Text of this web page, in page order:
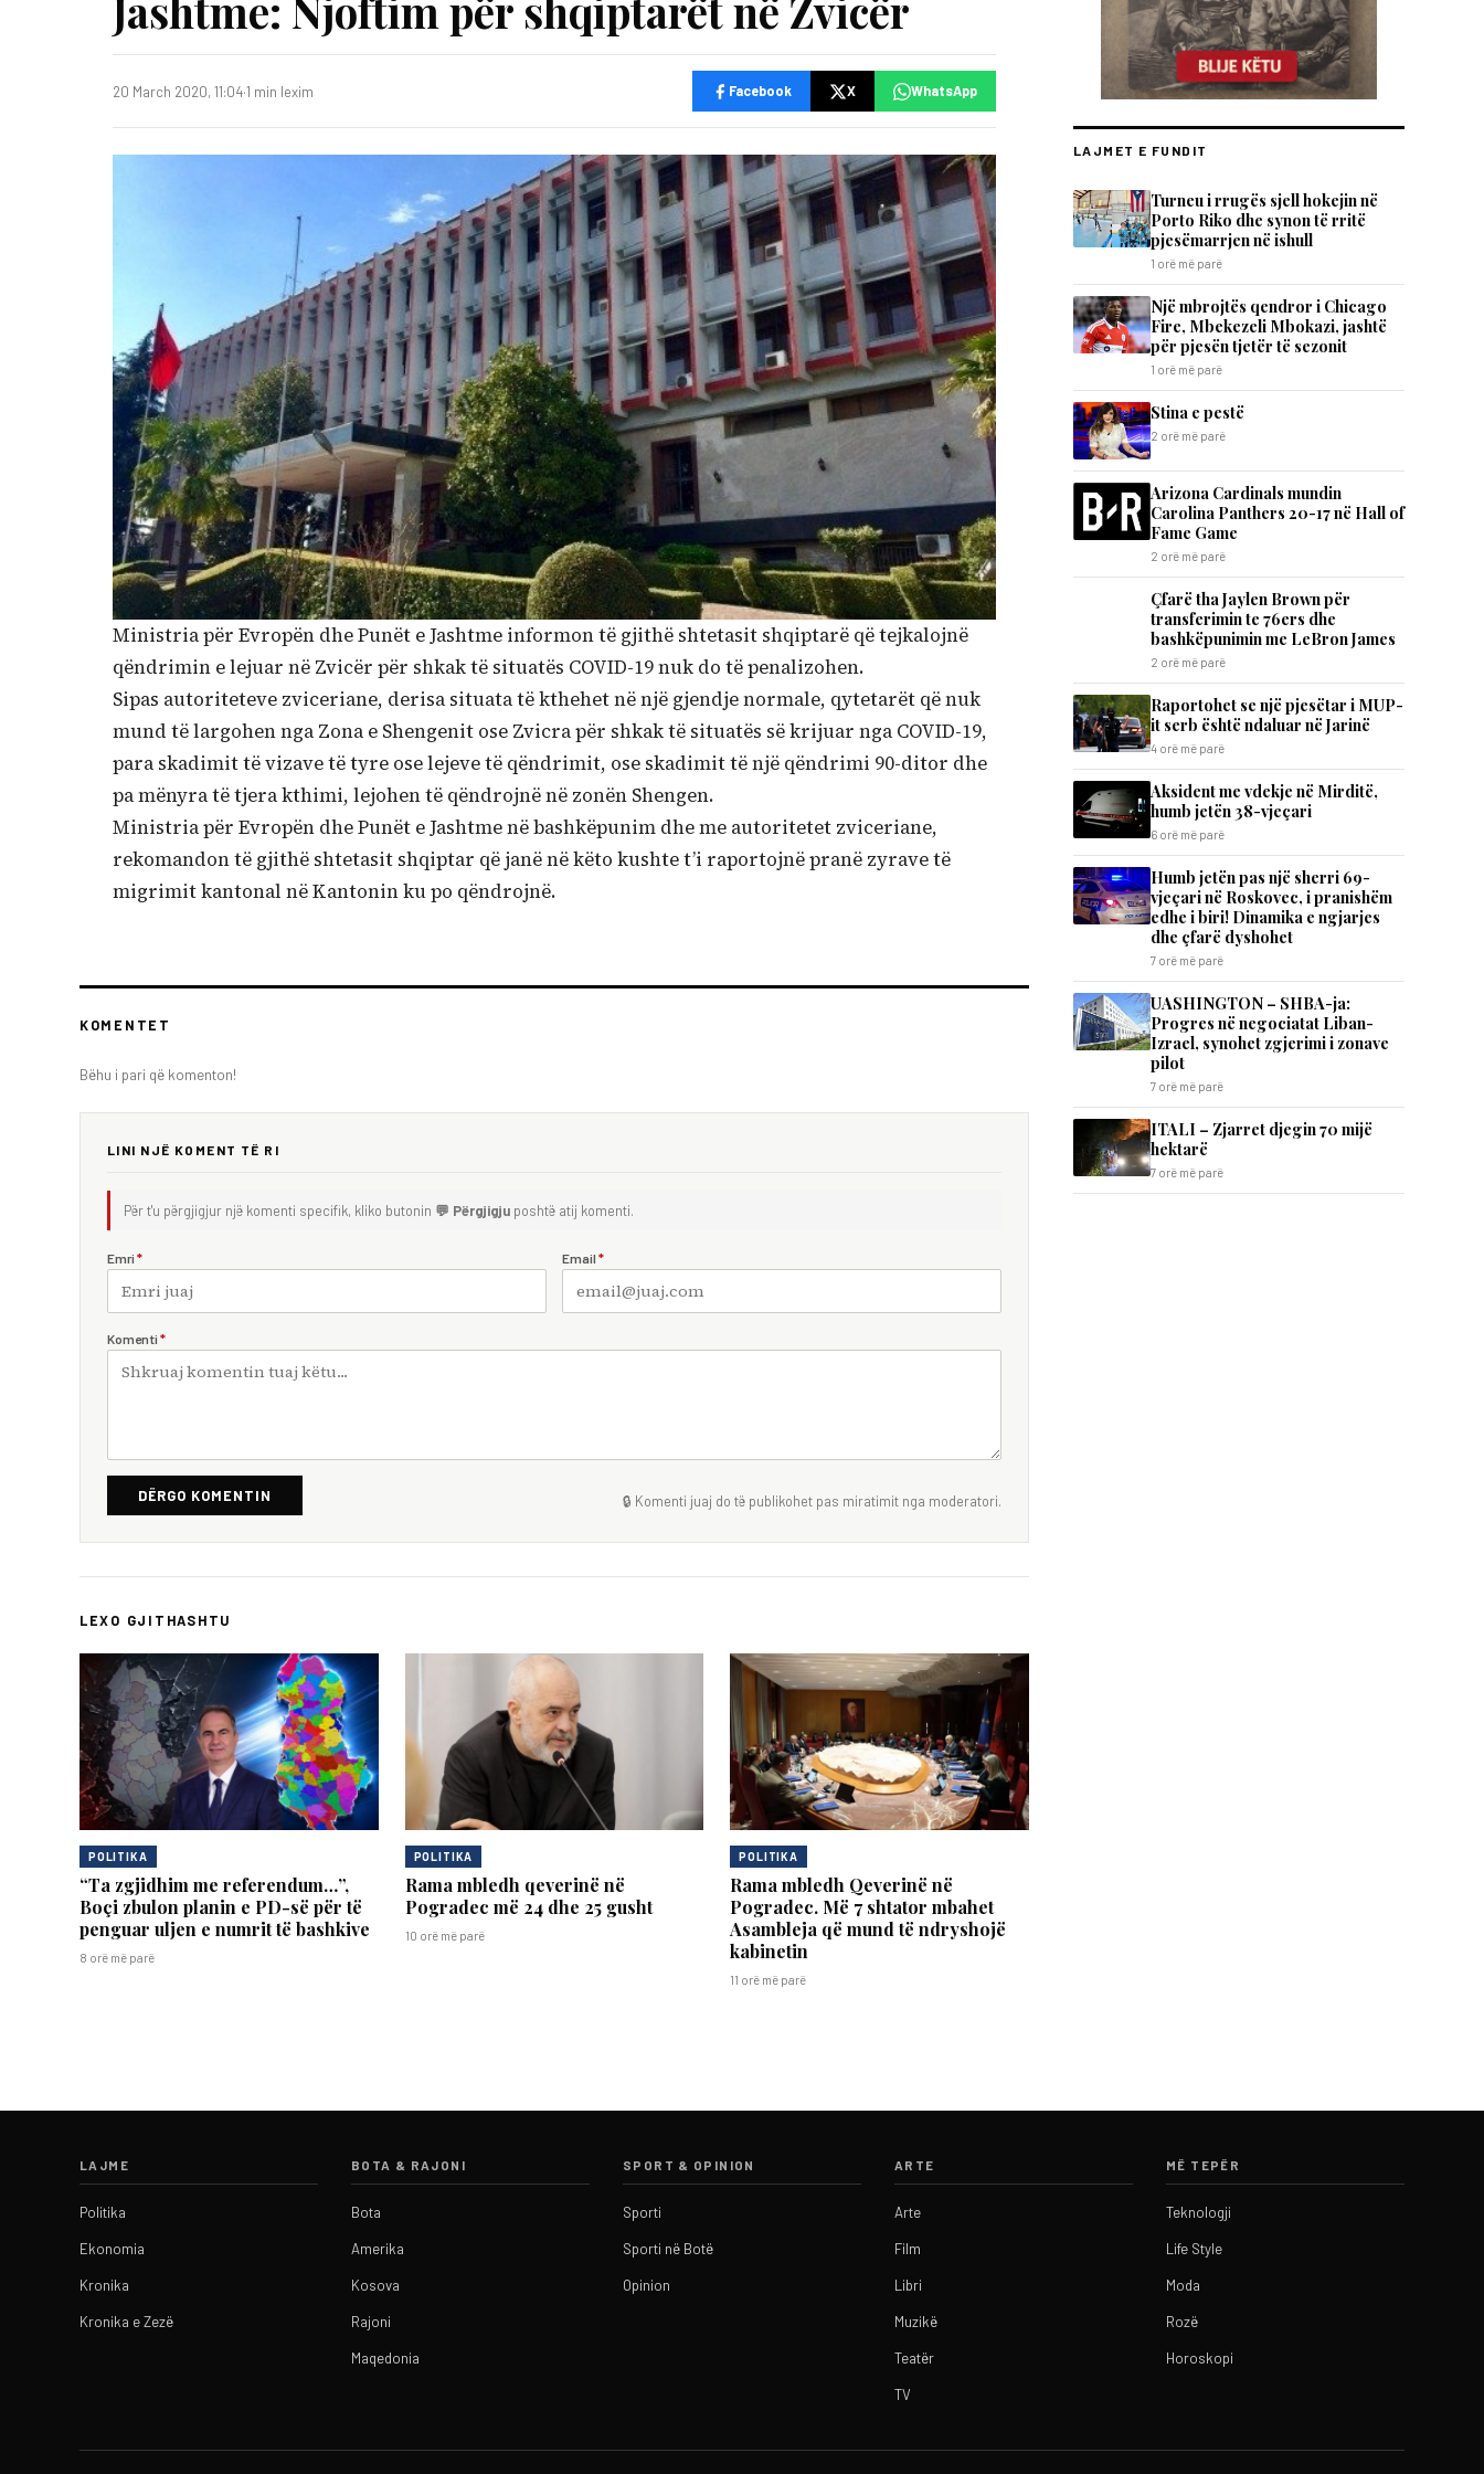
20 March 2020, 11:04·1 min lexim Facebook X WhatsApp
Ministria për Evropën dhe Punët e Jashtme informon të gjithë shtetasit shqiptarë që tejkalojnë
qëndrimin e lejuar në Zvicër për shkak të situatës COVID-19 nuk do të penalizohen.
Sipas autoriteteve zviceriane, derisa situata të kthehet në një gjendje normale, qytetarët që nuk
mund të largohen nga Zona e Shengenit ose Zvicra për shkak të situatës së krijuar nga COVID-19,
para skadimit të vizave të tyre ose lejeve të qëndrimit, ose skadimit të një qëndrimi 90-ditor dhe
pa mënyra të tjera kthimi, lejohen të qëndrojnë në zonën Shengen.
Ministria për Evropën dhe Punët e Jashtme në bashkëpunim dhe me autoritetet zviceriane,
rekomandon të gjithë shtetasit shqiptar që janë në këto kushte t’i raportojnë pranë zyrave të
migrimit kantonal në Kantonin ku po qëndrojnë.
KOMENTET
Bëhu i pari që komenton!
LINI NJË KOMENT TË RI
Për t'u përgjigjur një komenti specifik, kliko butonin 💬 Përgjigju poshtë atij komenti.
Emri * Email *
Komenti *
DËRGO KOMENTIN 🔒 Komenti juaj do të publikohet pas miratimit nga moderatori.
LEXO GJITHASHTU
POLITIKA
“Ta zgjidhim me referendum…”,
Boçi zbulon planin e PD-së për të
penguar uljen e numrit të bashkive
8 orë më parë
POLITIKA
Rama mbledh qeverinë në
Pogradec më 24 dhe 25 gusht
10 orë më parë
POLITIKA
Rama mbledh Qeverinë në
Pogradec. Më 7 shtator mbahet
Asambleja që mund të ndryshojë
kabinetin
11 orë më parë
LAJMET E FUNDIT
Turneu i rrugës sjell hokejin në
Porto Riko dhe synon të rritë
pjesëmarrjen në ishull
1 orë më parë
Një mbrojtës qendror i Chicago
Fire, Mbekezeli Mbokazi, jashtë
për pjesën tjetër të sezonit
1 orë më parë
Stina e pestë
2 orë më parë
Arizona Cardinals mundin
Carolina Panthers 20-17 në Hall of
Fame Game
2 orë më parë
Çfarë tha Jaylen Brown për
transferimin te 76ers dhe
bashkëpunimin me LeBron James
2 orë më parë
Raportohet se një pjesëtar i MUP-
it serb është ndaluar në Jarinë
4 orë më parë
Aksident me vdekje në Mirditë,
humb jetën 38-vjeçari
6 orë më parë
Humb jetën pas një sherri 69-
vjeçari në Roskovec, i pranishëm
edhe i biri! Dinamika e ngjarjes
dhe çfarë dyshohet
7 orë më parë
UASHINGTON – SHBA-ja:
Progres në negociatat Liban-
Izrael, synohet zgjerimi i zonave
pilot
7 orë më parë
ITALI – Zjarret djegin 70 mijë
hektarë
7 orë më parë
LAJME
Politika
Ekonomia
Kronika
Kronika e Zezë
BOTA & RAJONI
Bota
Amerika
Kosova
Rajoni
Maqedonia
SPORT & OPINION
Sporti
Sporti në Botë
Opinion
ARTE
Arte
Film
Libri
Muzikë
Teatër
TV
MË TEPËR
Teknologji
Life Style
Moda
Rozë
Horoskopi